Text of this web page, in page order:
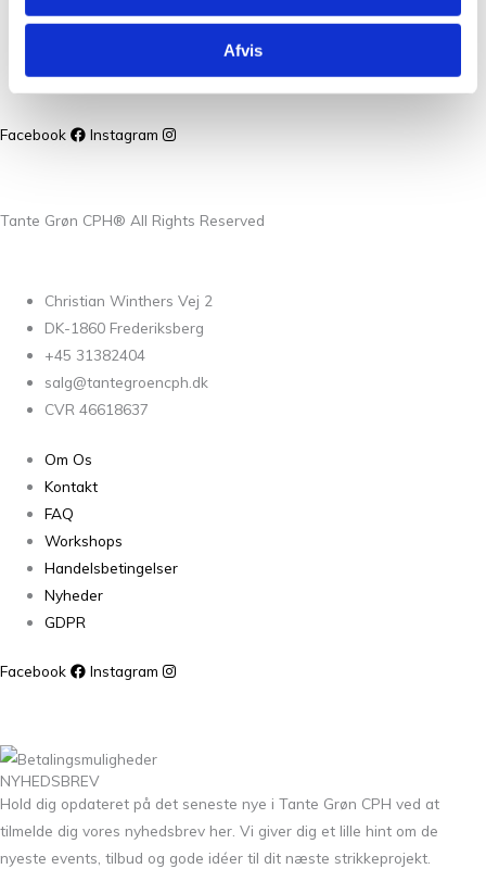
Afvis
salg@tantegroencph.dk
Facebook Instagram
Tante Grøn CPH® All Rights Reserved
Christian Winthers Vej 2
DK-1860 Frederiksberg
+45 31382404
salg@tantegroencph.dk
CVR 46618637
Om Os
Kontakt
FAQ
Workshops
Handelsbetingelser
Nyheder
GDPR
Facebook Instagram
NYHEDSBREV
Hold dig opdateret på det seneste nye i Tante Grøn CPH ved at
tilmelde dig vores nyhedsbrev her. Vi giver dig et lille hint om de
nyeste events, tilbud og gode idéer til dit næste strikkeprojekt.